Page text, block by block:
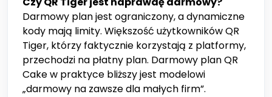
Darmowy plan jest ograniczony, a dynamiczne
kody mają limity. Większość użytkowników QR
Tiger, którzy faktycznie korzystają z platformy,
przechodzi na płatny plan. Darmowy plan QR
Cake w praktyce bliższy jest modelowi
„darmowy na zawsze dla małych firm”.